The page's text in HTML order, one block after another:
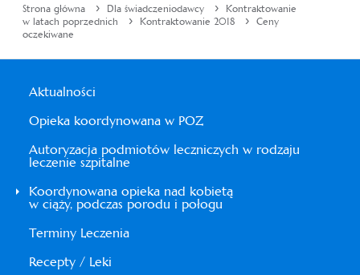
Strona główna › Dla świadczeniodawcy › Kontraktowanie
w latach poprzednich
› Kontraktowanie 2018 › Ceny
oczekiwane
Aktualności
Opieka koordynowana w POZ
Autoryzacja podmiotów leczniczych w rodzaju
leczenie szpitalne
Koordynowana opieka nad kobietą
w ciąży, podczas porodu i połogu
Terminy Leczenia
Recepty / Leki